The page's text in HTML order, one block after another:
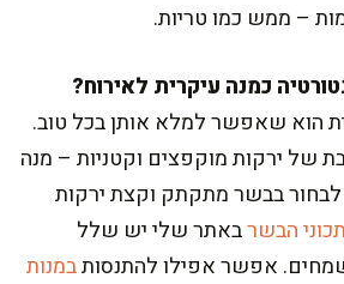
– ממש כמו טריות.
הוא שאפשר למלא אותן בכל טוב.
של ירקות מוקפצים וקטניות – מנה
לבחור בבשר מתקתק וקצת ירקות
הבשרבאתר שלי יש שלל
אפשר אפילו להתנסותבמנות